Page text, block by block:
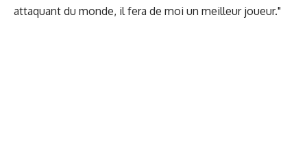
attaquant du monde, il fera de moi un meilleur joueur."